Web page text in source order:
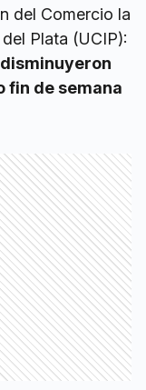
del Comercio la
Plata (UCIP):
fin de semana